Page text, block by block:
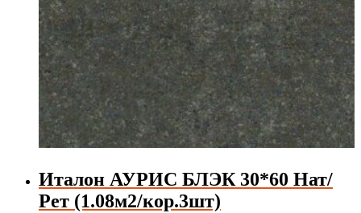
Италон АУРИС БЛЭК 30*60 Нат/
Рет (1.08м2/кор.3шт)